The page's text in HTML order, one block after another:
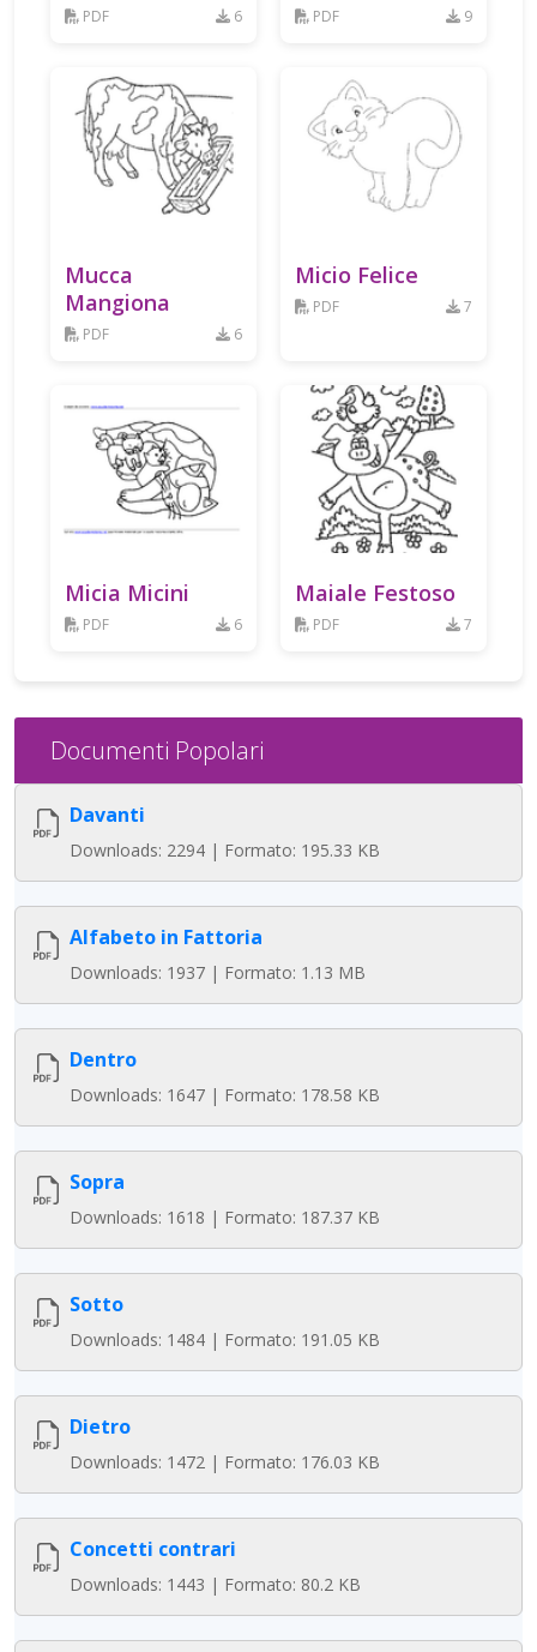
PDF 6 PDF 9
Mucca
Mangiona
PDF 6
Micio Felice
PDF 7
Micia Micini
PDF 6
Maiale Festoso
PDF 7
Documenti Popolari
Davanti
Downloads: 2294 | Formato: 195.33 KB
Alfabeto in Fattoria
Downloads: 1937 | Formato: 1.13 MB
Dentro
Downloads: 1647 | Formato: 178.58 KB
Sopra
Downloads: 1618 | Formato: 187.37 KB
Sotto
Downloads: 1484 | Formato: 191.05 KB
Dietro
Downloads: 1472 | Formato: 176.03 KB
Concetti contrari
Downloads: 1443 | Formato: 80.2 KB